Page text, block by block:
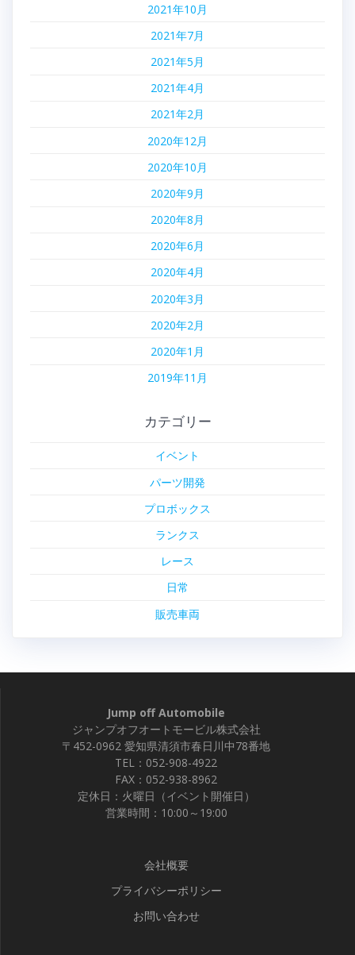
2021年10月
2021年7月
2021年5月
2021年4月
2021年2月
2020年12月
2020年10月
2020年9月
2020年8月
2020年6月
2020年4月
2020年3月
2020年2月
2020年1月
2019年11月
カテゴリー
イベント
パーツ開発
プロボックス
ランクス
レース
日常
販売車両
Jump off Automobile
ジャンプオフオートモービル株式会社
〒452-0962 愛知県清須市春日川中78番地
TEL：052-908-4922
FAX：052-938-8962
定休日：火曜日（イベント開催日）
営業時間：10:00～19:00
会社概要
プライバシーポリシー
お問い合わせ